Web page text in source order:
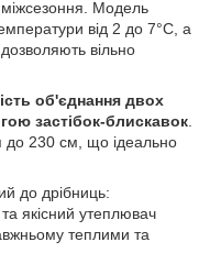
Модель
від 2 до 7°C, а
дозволяють вільно
об'єднання двох
застібок-блискавок.
до 230 см, що ідеально
до дрібниць:
якісний утеплювач
теплими та